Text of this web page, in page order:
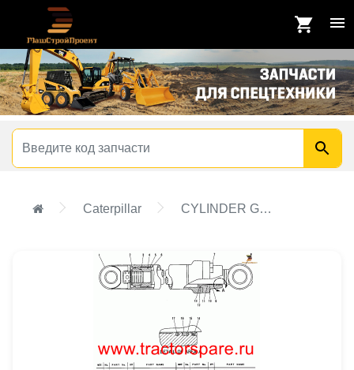
Caterpillar CYLINDER GP,CYLINDER GP-BUCKET